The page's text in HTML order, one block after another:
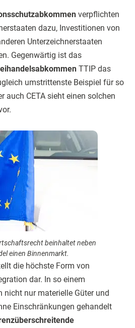
verpflichten
dazu, Investitionen von
Unterzeichnerstaaten
Gegenwärtig ist das
TTIP das
umstrittenste Beispiel für so
auch CETA sieht einen solchen
beinhaltet neben
einen Binnenmarkt.
die höchste Form von
dar. In so einem
nicht nur materielle Güter und
Einschränkungen gehandelt